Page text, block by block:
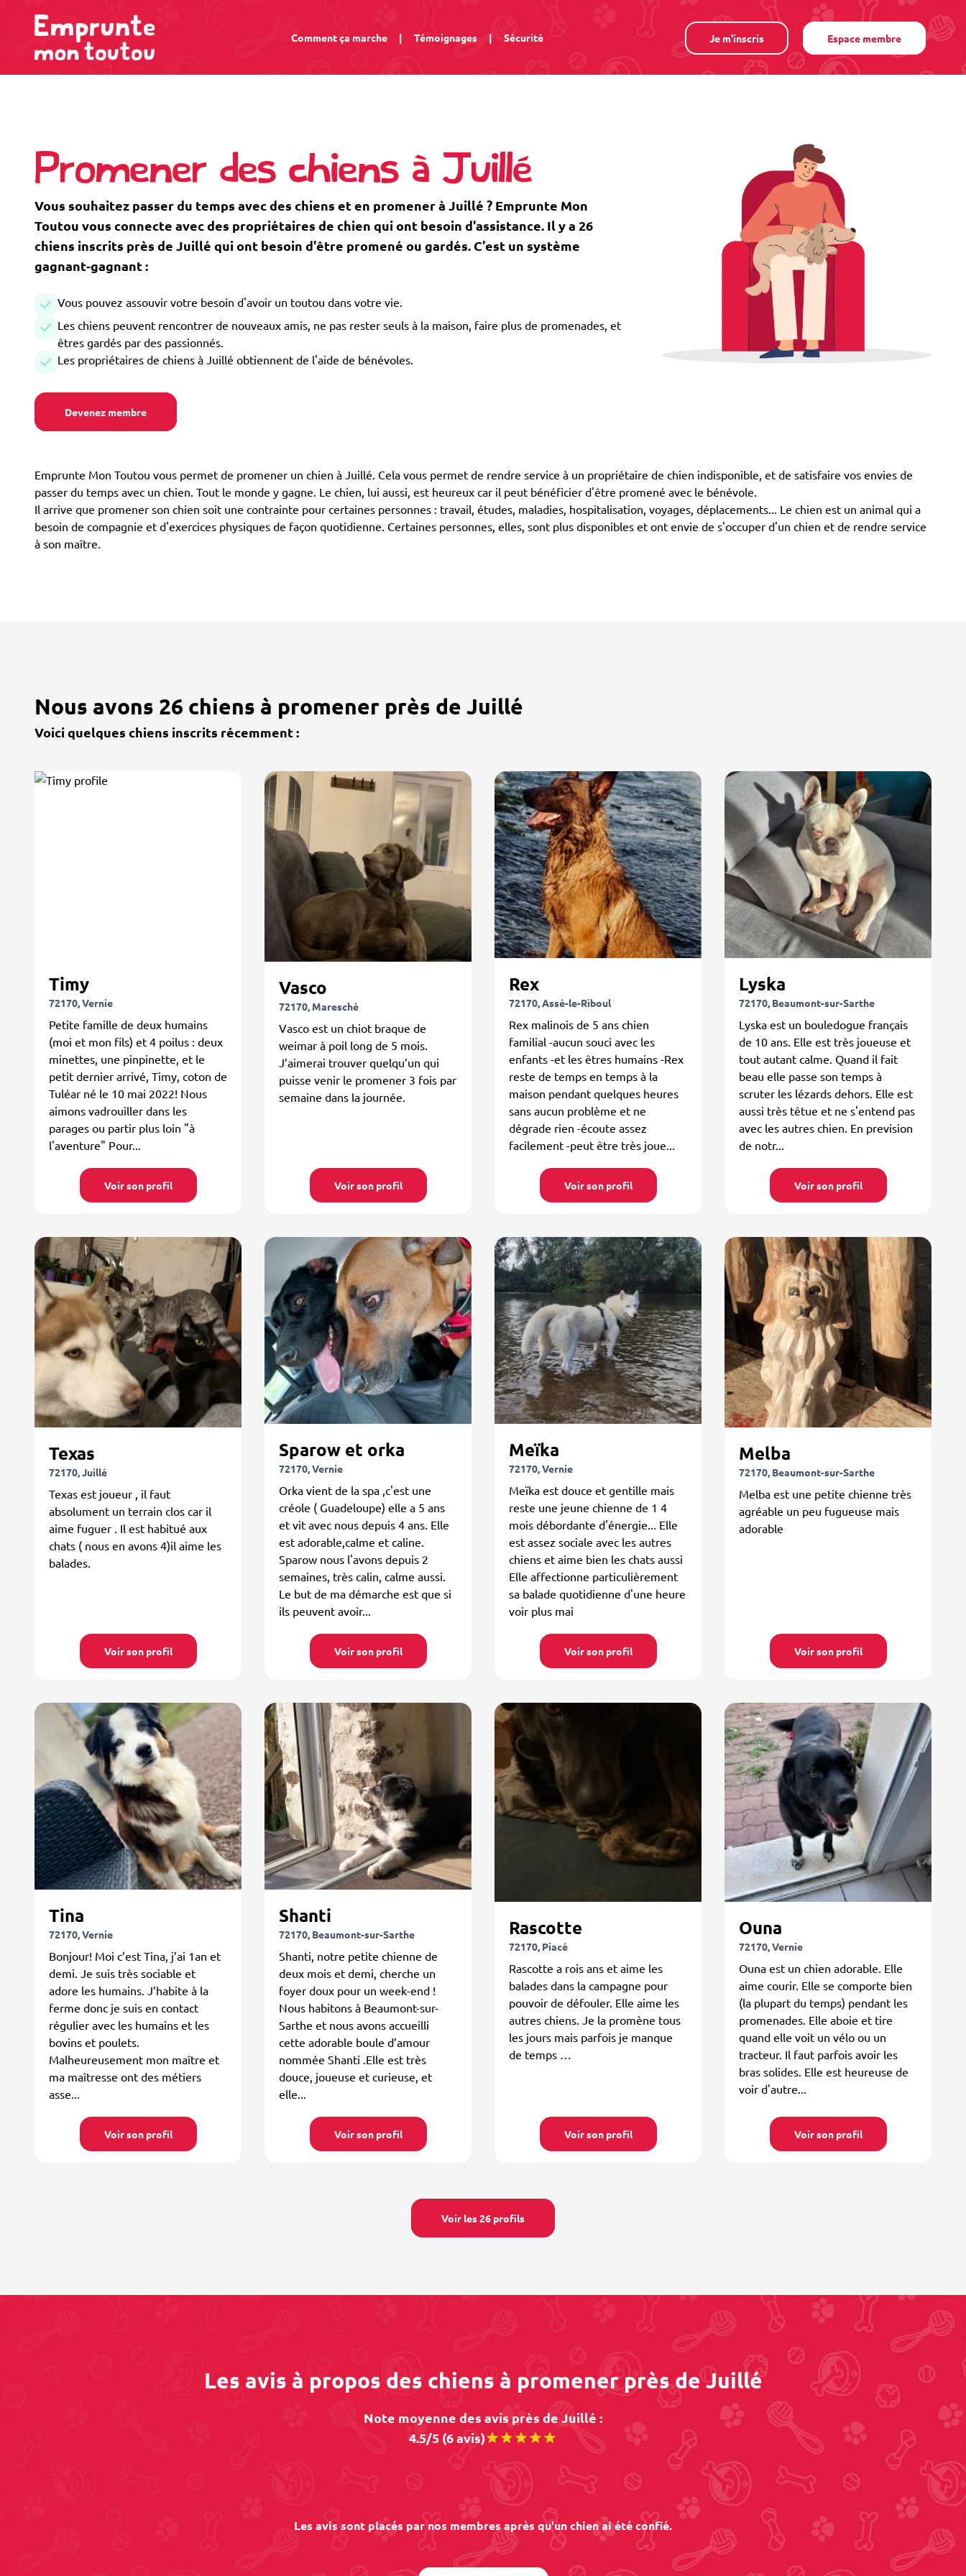
Comment ça marche | Témoignages | Sécurité Je m'inscris Espace membre
Promener des chiens à Juillé
Vous souhaitez passer du temps avec des chiens et en promener à Juillé ? Emprunte Mon
Toutou vous connecte avec des propriétaires de chien qui ont besoin d'assistance. Il y a 26
chiens inscrits près de Juillé qui ont besoin d'être promené ou gardés. C'est un système
gagnant-gagnant :
Vous pouvez assouvir votre besoin d'avoir un toutou dans votre vie.
Les chiens peuvent rencontrer de nouveaux amis, ne pas rester seuls à la maison, faire plus de promenades, et
êtres gardés par des passionnés.
Les propriétaires de chiens à Juillé obtiennent de l'aide de bénévoles.
Devenez membre
Emprunte Mon Toutou vous permet de promener un chien à Juillé. Cela vous permet de rendre service à un propriétaire de chien indisponible, et de satisfaire vos envies de
passer du temps avec un chien. Tout le monde y gagne. Le chien, lui aussi, est heureux car il peut bénéficier d'être promené avec le bénévole.
Il arrive que promener son chien soit une contrainte pour certaines personnes : travail, études, maladies, hospitalisation, voyages, déplacements... Le chien est un animal qui a
besoin de compagnie et d'exercices physiques de façon quotidienne. Certaines personnes, elles, sont plus disponibles et ont envie de s'occuper d'un chien et de rendre service
à son maître.
Nous avons 26 chiens à promener près de Juillé
Voici quelques chiens inscrits récemment :
Timy
72170, Vernie
Petite famille de deux humains
(moi et mon fils) et 4 poilus : deux
minettes, une pinpinette, et le
petit dernier arrivé, Timy, coton de
Tuléar né le 10 mai 2022! Nous
aimons vadrouiller dans les
parages ou partir plus loin "à
l'aventure" Pour...
Voir son profil
Vasco
72170, Maresché
Vasco est un chiot braque de
weimar à poil long de 5 mois.
J’aimerai trouver quelqu’un qui
puisse venir le promener 3 fois par
semaine dans la journée.
Voir son profil
Rex
72170, Assé-le-Riboul
Rex malinois de 5 ans chien
familial -aucun souci avec les
enfants -et les êtres humains -Rex
reste de temps en temps à la
maison pendant quelques heures
sans aucun problème et ne
dégrade rien -écoute assez
facilement -peut être très joue...
Voir son profil
Lyska
72170, Beaumont-sur-Sarthe
Lyska est un bouledogue français
de 10 ans. Elle est très joueuse et
tout autant calme. Quand il fait
beau elle passe son temps à
scruter les lézards dehors. Elle est
aussi très têtue et ne s'entend pas
avec les autres chien. En prevision
de notr...
Voir son profil
Texas
72170, Juillé
Texas est joueur , il faut
absolument un terrain clos car il
aime fuguer . Il est habitué aux
chats ( nous en avons 4)il aime les
balades.
Voir son profil
Sparow et orka
72170, Vernie
Orka vient de la spa ,c'est une
créole ( Guadeloupe) elle a 5 ans
et vit avec nous depuis 4 ans. Elle
est adorable,calme et caline.
Sparow nous l'avons depuis 2
semaines, très calin, calme aussi.
Le but de ma démarche est que si
ils peuvent avoir...
Voir son profil
Meïka
72170, Vernie
Meïka est douce et gentille mais
reste une jeune chienne de 1 4
mois débordante d'énergie... Elle
est assez sociale avec les autres
chiens et aime bien les chats aussi
Elle affectionne particulièrement
sa balade quotidienne d'une heure
voir plus mai
Voir son profil
Melba
72170, Beaumont-sur-Sarthe
Melba est une petite chienne très
agréable un peu fugueuse mais
adorable
Voir son profil
Tina
72170, Vernie
Bonjour! Moi c’est Tina, j’ai 1an et
demi. Je suis très sociable et
adore les humains. J’habite à la
ferme donc je suis en contact
régulier avec les humains et les
bovins et poulets.
Malheureusement mon maître et
ma maîtresse ont des métiers
asse...
Voir son profil
Shanti
72170, Beaumont-sur-Sarthe
Shanti, notre petite chienne de
deux mois et demi, cherche un
foyer doux pour un week-end !
Nous habitons à Beaumont-sur-
Sarthe et nous avons accueilli
cette adorable boule d’amour
nommée Shanti .Elle est très
douce, joueuse et curieuse, et
elle...
Voir son profil
Rascotte
72170, Piacé
Rascotte a rois ans et aime les
balades dans la campagne pour
pouvoir de défouler. Elle aime les
autres chiens. Je la promène tous
les jours mais parfois je manque
de temps …
Voir son profil
Ouna
72170, Vernie
Ouna est un chien adorable. Elle
aime courir. Elle se comporte bien
(la plupart du temps) pendant les
promenades. Elle aboie et tire
quand elle voit un vélo ou un
tracteur. Il faut parfois avoir les
bras solides. Elle est heureuse de
voir d'autre...
Voir son profil
Voir les 26 profils
Les avis à propos des chiens à promener près de Juillé
Note moyenne des avis près de Juillé :
4.5/5 (6 avis)
Les avis sont placés par nos membres après qu'un chien ai été confié.